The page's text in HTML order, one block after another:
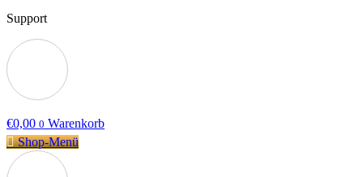
Support
€0,00 0 Warenkorb
Shop-Menü